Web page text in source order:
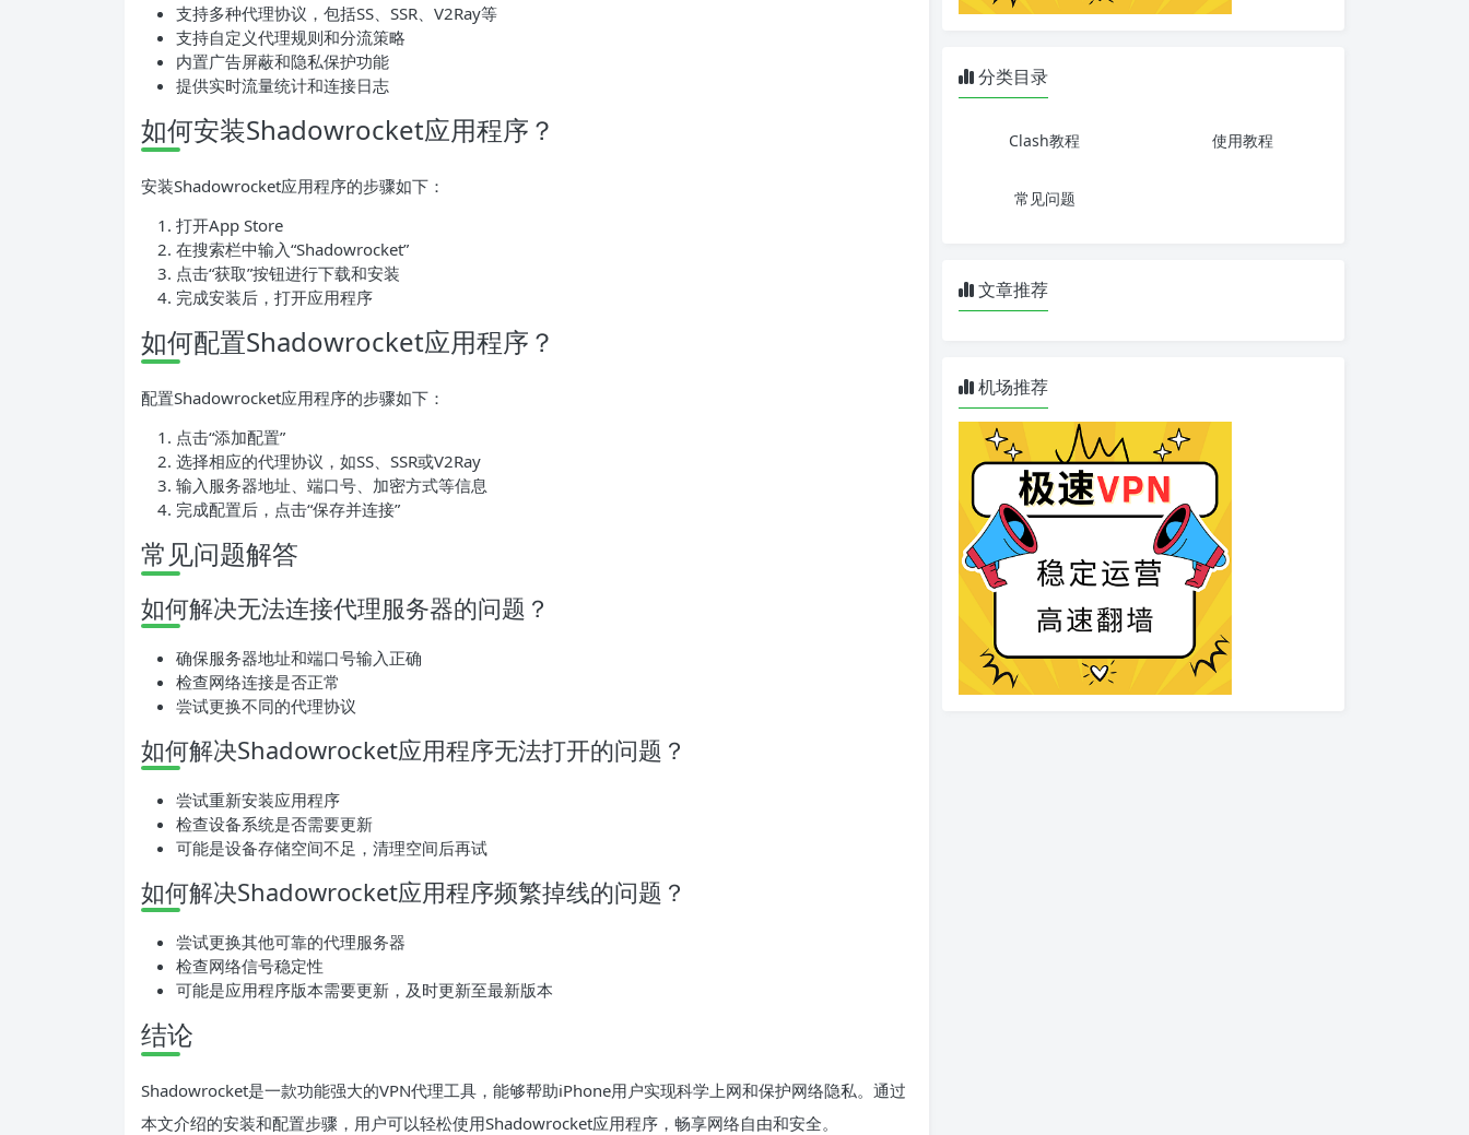
支持多种代理协议，包括SS、SSR、V2Ray等
支持自定义代理规则和分流策略
内置广告屏蔽和隐私保护功能
提供实时流量统计和连接日志
如何安装Shadowrocket应用程序？
安装Shadowrocket应用程序的步骤如下：
打开App Store
在搜索栏中输入“Shadowrocket”
点击“获取”按钮进行下载和安装
完成安装后，打开应用程序
如何配置Shadowrocket应用程序？
配置Shadowrocket应用程序的步骤如下：
点击“添加配置”
选择相应的代理协议，如SS、SSR或V2Ray
输入服务器地址、端口号、加密方式等信息
完成配置后，点击“保存并连接”
常见问题解答
如何解决无法连接代理服务器的问题？
确保服务器地址和端口号输入正确
检查网络连接是否正常
尝试更换不同的代理协议
如何解决Shadowrocket应用程序无法打开的问题？
尝试重新安装应用程序
检查设备系统是否需要更新
可能是设备存储空间不足，清理空间后再试
如何解决Shadowrocket应用程序频繁掉线的问题？
尝试更换其他可靠的代理服务器
检查网络信号稳定性
可能是应用程序版本需要更新，及时更新至最新版本
结论
Shadowrocket是一款功能强大的VPN代理工具，能够帮助iPhone用户实现科学上网和保护网络隐私。通过
本文介绍的安装和配置步骤，用户可以轻松使用Shadowrocket应用程序，畅享网络自由和安全。
分类目录
Clash教程 使用教程
常见问题
文章推荐
机场推荐